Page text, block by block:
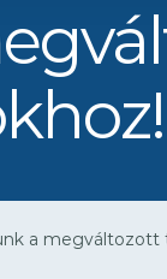
a megváltozott